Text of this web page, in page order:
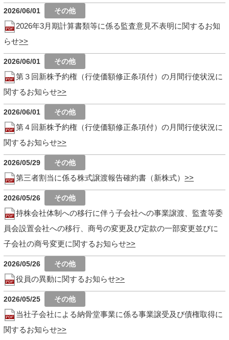
2026/06/01
2026年3月期計算書類等に係る監査意見不表明に関するお知
らせ
2026/06/01
第３回新株予約権（行使価額修正条項付）の月間行使状況に
関するお知らせ
2026/06/01
第４回新株予約権（行使価額修正条項付）の月間行使状況に
関するお知らせ
2026/05/29
第三者割当に係る株式譲渡報告確約書（新株式）
2026/05/26
持株会社体制への移行に伴う子会社への事業譲渡、監査等委
員会設置会社への移行、商号の変更及び定款の一部変更並びに
子会社の商号変更に関するお知らせ
2026/05/26
役員の異動に関するお知らせ
2026/05/25
当社子会社による納骨堂事業に係る事業譲受及び債権取得に
関するお知らせ